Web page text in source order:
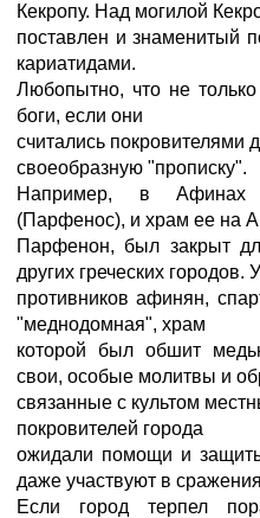
Кекропу. Над могилой
поставлен и знаменитый
кариатидами.
Любопытно, что не
боги, если они
считались покровителями
своеобразную "прописку".
Например, в Афинах
(Парфенос), и храм ее на
Парфенон, был закрыт
других греческих городов. У
противников афинян,
"меднодомная", храм
которой был обшит
свои, особые молитвы и
связанные с культом
покровителей города
ожидали помощи и
даже участвуют в
Если город терпел